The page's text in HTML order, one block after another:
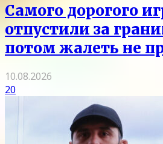
Самого дорогого
отпустили за
потом жалеть не
10.08.2026
20